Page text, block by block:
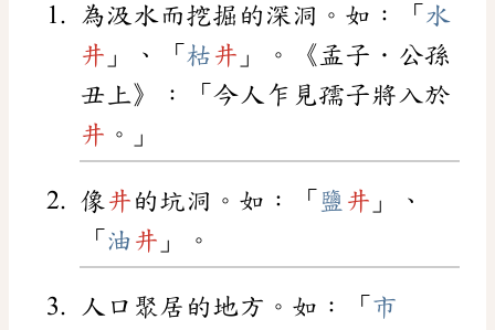
為汲水而挖掘的深洞。如：「 水
井 」、「 枯 井 」。《孟子．公孫
丑上》：「今人乍見孺子將入於
井 。」
像 井 的坑洞。如：「 鹽 井 」、
「 油 井 」。
人口聚居的地方。如：「 市